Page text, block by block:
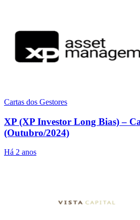
Cartas dos Gestores
XP (XP Investor Long Bias) –
(Outubro/2024)
Há 2 anos